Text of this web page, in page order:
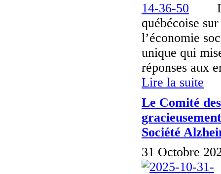
québécoise
l’économie
unique qui
réponses aux
Lire la suite
Le Comité
Société
31 Octobre